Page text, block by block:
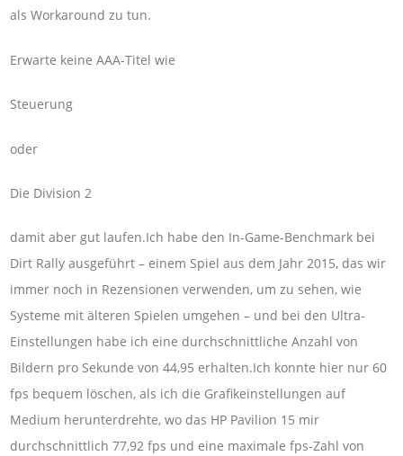
als Workaround zu tun.
Erwarte keine AAA-Titel wie
Steuerung
oder
Die Division 2
damit aber gut laufen.Ich habe den In-Game-Benchmark bei
Dirt Rally ausgeführt – einem Spiel aus dem Jahr 2015, das wir
immer noch in Rezensionen verwenden, um zu sehen, wie
Systeme mit älteren Spielen umgehen – und bei den Ultra-
Einstellungen habe ich eine durchschnittliche Anzahl von
Bildern pro Sekunde von 44,95 erhalten.Ich konnte hier nur 60
fps bequem löschen, als ich die Grafikeinstellungen auf
Medium herunterdrehte, wo das HP Pavilion 15 mir
durchschnittlich 77,92 fps und eine maximale fps-Zahl von